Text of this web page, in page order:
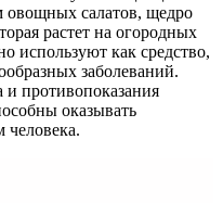
овощных салатов, щедро
растет на огородных
используют как средство,
заболеваний.
и противопоказания
оказывать
человека.